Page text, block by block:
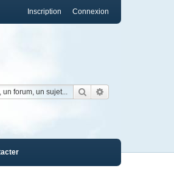
Connexion
Inscription
Rechercher